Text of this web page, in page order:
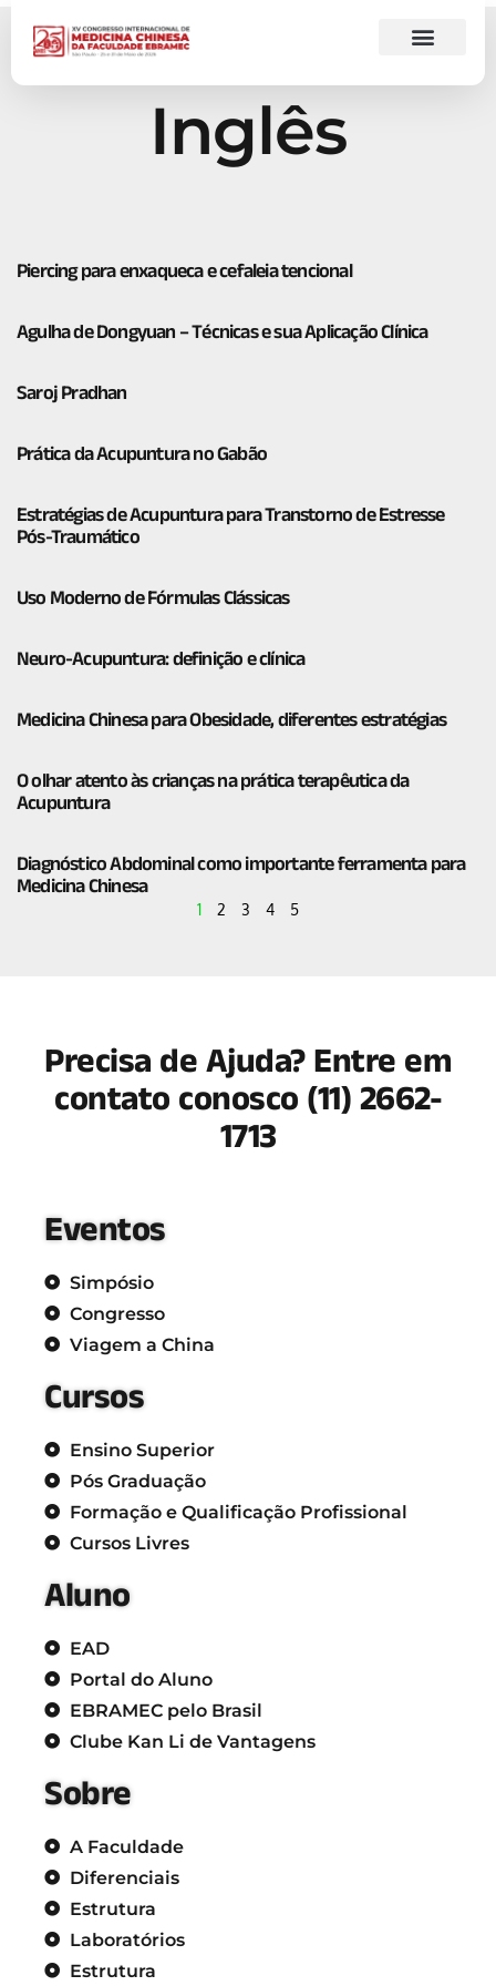
Inglês
Piercing para enxaqueca e cefaleia tencional
Agulha de Dongyuan – Técnicas e sua Aplicação Clínica
Saroj Pradhan
Prática da Acupuntura no Gabão
Estratégias de Acupuntura para Transtorno de Estresse
Pós-Traumático
Uso Moderno de Fórmulas Clássicas
Neuro-Acupuntura: definição e clínica
Medicina Chinesa para Obesidade, diferentes estratégias
O olhar atento às crianças na prática terapêutica da
Acupuntura
Diagnóstico Abdominal como importante ferramenta para
Medicina Chinesa
1 2 3 4 5
Precisa de Ajuda? Entre em
contato conosco (11) 2662-
1713
Eventos
Simpósio
Congresso
Viagem a China
Cursos
Ensino Superior
Pós Graduação
Formação e Qualificação Profissional
Cursos Livres
Aluno
EAD
Portal do Aluno
EBRAMEC pelo Brasil
Clube Kan Li de Vantagens
Sobre
A Faculdade
Diferenciais
Estrutura
Laboratórios
Estrutura